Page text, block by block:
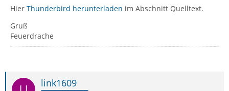
Hier Thunderbird herunterladen im Abschnitt Quelltext.
Gruß
Feuerdrache
link1609